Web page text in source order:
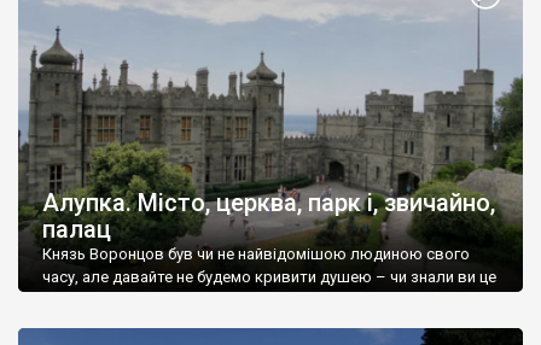
Алупка. Місто, церква, парк і, звичайно,
палац
Князь Воронцов був чи не найвідомішою людиною свого
часу, але давайте не будемо кривити душею – чи знали ви це